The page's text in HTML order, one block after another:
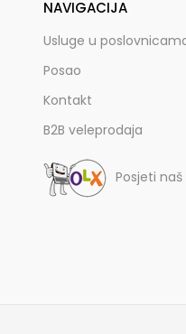
NAVIGACIJA
Usluge u
Posao
Kontakt
B2B veleprodaja
Posjeti naš